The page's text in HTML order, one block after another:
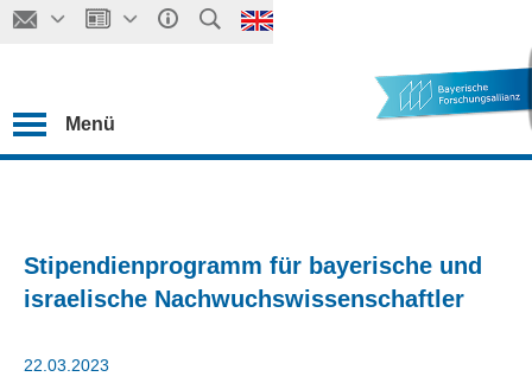
Menü
Stipendienprogramm für bayerische und
israelische Nachwuchswissenschaftler
22.03.2023